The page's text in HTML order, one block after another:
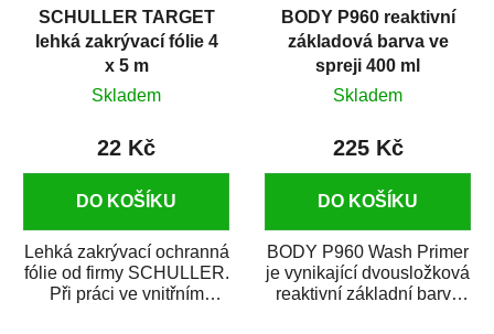
SCHULLER TARGET
lehká zakrývací fólie 4
x 5 m
Skladem
22 Kč
DO KOŠÍKU
Lehká zakrývací ochranná
fólie od firmy SCHULLER.
Při práci ve vnitřním
BODY P960 reaktivní
základová barva ve
spreji 400 ml
Skladem
225 Kč
DO KOŠÍKU
BODY P960 Wash Primer
je vynikající dvousložková
reaktivní základní barva